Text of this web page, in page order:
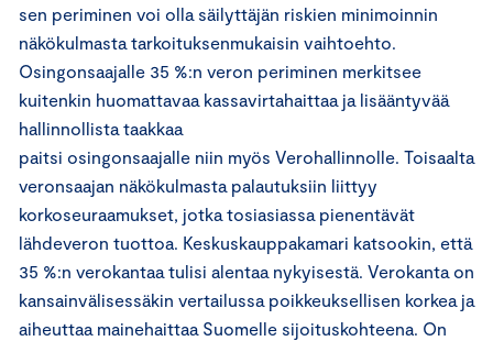
sen periminen voi olla säilyttäjän riskien minimoinnin
näkökulmasta tarkoituksenmukaisin vaihtoehto.
Osingonsaajalle 35 %:n veron periminen merkitsee
kuitenkin huomattavaa kassavirtahaittaa ja lisääntyvää
hallinnollista taakkaa
paitsi osingonsaajalle niin myös Verohallinnolle. Toisaalta
veronsaajan näkökulmasta palautuksiin liittyy
korkoseuraamukset, jotka tosiasiassa pienentävät
lähdeveron tuottoa. Keskuskauppakamari katsookin, että
35 %:n verokantaa tulisi alentaa nykyisestä. Verokanta on
kansainvälisessäkin vertailussa poikkeuksellisen korkea ja
aiheuttaa mainehaittaa Suomelle sijoituskohteena. On